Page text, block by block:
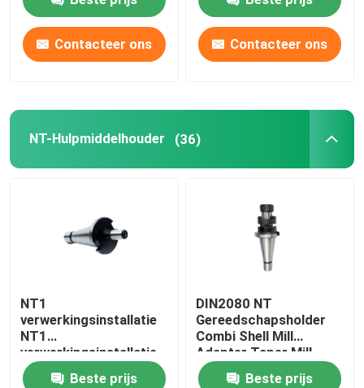
Contacteer ons Contacteer ons
NT-Hulpmiddelhouder (36)
NT1
verwerkingsinstallatie
NT1
verwerkingsinstallatie
Beste prijs
DIN2080 NT
Gereedschapsholder
Combi Shell Mill
Adapter Taper Mill
Arbor
Beste prijs